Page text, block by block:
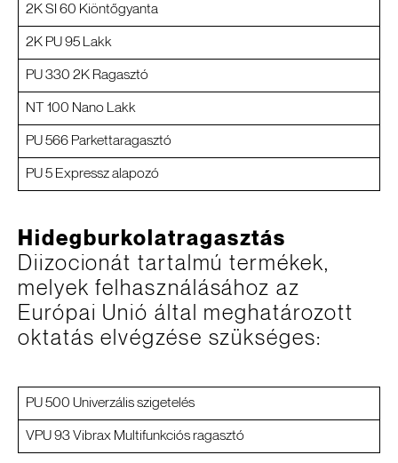
2K SI 60 Kiöntőgyanta
2K PU 95 Lakk
PU 330 2K Ragasztó
NT 100 Nano Lakk
PU 566 Parkettaragasztó
PU 5 Expressz alapozó
Hidegburkolatragasztás
Diizocionát tartalmú termékek,
melyek felhasználásához az
Európai Unió által meghatározott
oktatás elvégzése szükséges:
PU 500 Univerzális szigetelés
VPU 93 Vibrax Multifunkciós ragasztó